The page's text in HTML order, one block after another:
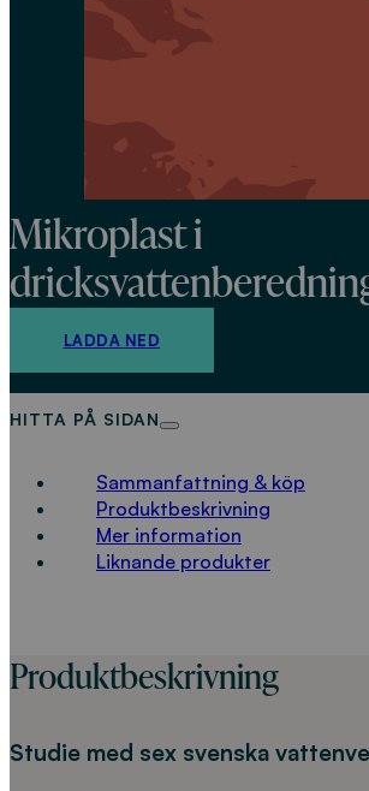
Mikroplast i
LADDA NED
HITTA PÅ SIDAN
Sammanfattning & köp
Produktbeskrivning
Mer information
Liknande produkter
Produktbeskrivning
Studie med sex svenska